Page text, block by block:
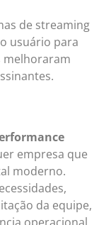
de streaming
usuário para
melhoraram
empresa que
moderno.
da equipe,